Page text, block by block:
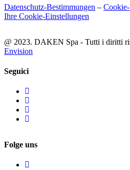
Datenschutz-Bestimmungen –
Ihre Cookie-Einstellungen
@ 2023. DAKEN Spa - Tutti i diritti
Envision
Seguici
Folge uns